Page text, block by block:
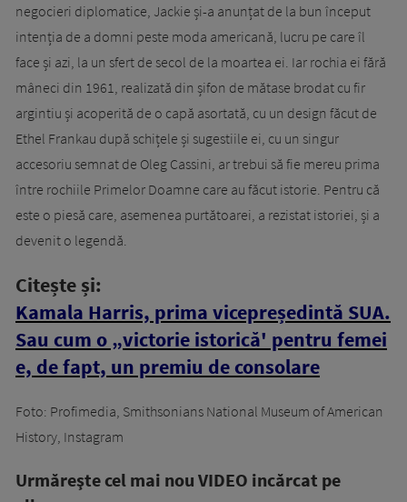
negocieri diplomatice, Jackie și-a anunțat de la bun început
intenția de a domni peste moda americană, lucru pe care îl
face și azi, la un sfert de secol de la moartea ei. Iar rochia ei fără
mâneci din 1961, realizată din șifon de mătase brodat cu fir
argintiu și acoperită de o capă asortată, cu un design făcut de
Ethel Frankau după schițele și sugestiile ei, cu un singur
accesoriu semnat de Oleg Cassini, ar trebui să fie mereu prima
între rochiile Primelor Doamne care au făcut istorie. Pentru că
este o piesă care, asemenea purtătoarei, a rezistat istoriei, și a
devenit o legendă.
Citește și:
Kamala Harris, prima vicepreședintă SUA.
Sau cum o „victorie istorică' pentru femei
e, de fapt, un premiu de consolare
Foto: Profimedia, Smithsonians National Museum of American
History, Instagram
Urmăreşte cel mai nou VIDEO incărcat pe